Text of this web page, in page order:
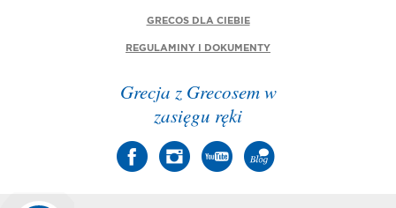
GRECOS DLA CIEBIE
REGULAMINY I DOKUMENTY
Grecja z Grecosem w
zasięgu ręki